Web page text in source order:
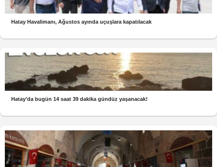
Hatay Havalimanı, Ağustos ayında uçuşlara kapatılacak
Hatay’da bugün 14 saat 39 dakika gündüz yaşanacak!